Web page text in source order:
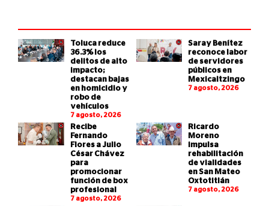
Toluca reduce
36.3% los
delitos de alto
impacto;
destacan bajas
en homicidio y
robo de
vehículos
7 agosto, 2026
Saray Benítez
reconoce labor
de servidores
públicos en
Mexicaltzingo
7 agosto, 2026
Recibe
Fernando
Flores a Julio
César Chávez
para
promocionar
función de box
profesional
7 agosto, 2026
Ricardo
Moreno
impulsa
rehabilitación
de vialidades
en San Mateo
Oxtotitlán
7 agosto, 2026